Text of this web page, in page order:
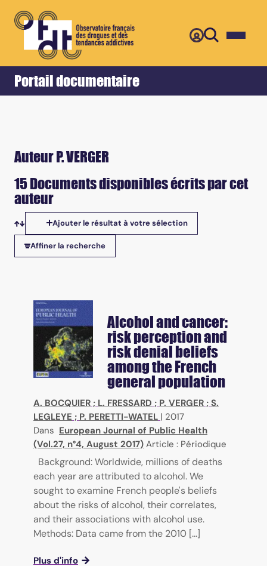
Portail documentaire
Accueil Retour
Auteur P. VERGER
15 Documents disponibles écrits par cet
auteur
Tris disponibles
Ajouter le résultat à votre sélection
Affiner la recherche
Alcohol and cancer:
risk perception and
risk denial beliefs
among the French
general population
A. BOCQUIER ; L. FRESSARD ; P. VERGER ; S.
LEGLEYE ; P. PERETTI-WATEL | 2017
Dans European Journal of Public Health
(Vol.27, n°4, August 2017) Article : Périodique
Background: Worldwide, millions of deaths
each year are attributed to alcohol. We
sought to examine French people's beliefs
about the risks of alcohol, their correlates,
and their associations with alcohol use.
Methods: Data came from the 2010 [...]
Plus d'info